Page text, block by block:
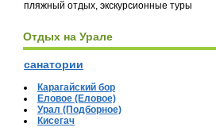
пляжный отдых, экскурсионные туры
Отдых на Урале
санатории
Карагайский бор
Еловое (Еловое)
Урал (Подборное)
Кисегач